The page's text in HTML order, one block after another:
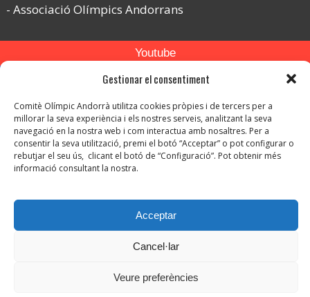
Gestionar el consentiment
Comitè Olímpic Andorrà utilitza cookies pròpies i de tercers per a
millorar la seva experiència i els nostres serveis, analitzant la seva
navegació en la nostra web i com interactua amb nosaltres. Per a
consentir la seva utilització, premi el botó “Acceptar” o pot configurar o
rebutjar el seu ús, clicant el botó de “Configuració”. Pot obtenir més
informació consultant la nostra.
Acceptar
Cancel·lar
Veure preferències
Associació Olímpics Andorrans
Youtube
Flickr
Instagram
© Copyright 2026. Tots els drets reservats.
Avís legal-
-
Política de protecció de dades